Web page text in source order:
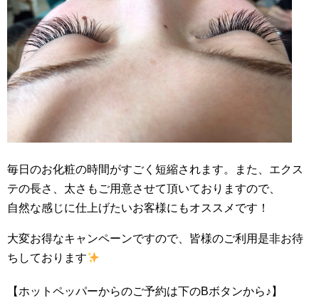
毎日のお化粧の時間がすごく短縮されます。また、エクス
テの長さ、太さもご用意させて頂いておりますので、
自然な感じに仕上げたいお客様にもオススメです！
大変お得なキャンペーンですので、皆様のご利用是非お待
ちしております
【ホットペッパーからのご予約は下のBボタンから♪】